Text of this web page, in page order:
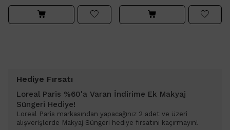
Hediye Fırsatı
Loreal Paris %60'a Varan İndirime Ek Makyaj
Süngeri Hediye!
Loreal Paris markasından yapacağınız 2 adet ve üzeri
alışverişlerde Makyaj Süngeri hediye fırsatını kaçırmayın!